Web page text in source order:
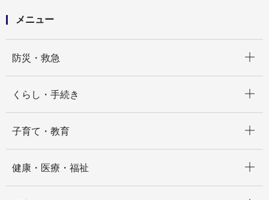
メニュー
防災・救急
くらし・手続き
子育て・教育
健康・医療・福祉